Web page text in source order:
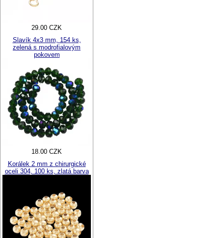
29.00 CZK
Slavík 4x3 mm, 154 ks,
zelená s modrofialovým
pokovem
18.00 CZK
Korálek 2 mm z chirurgické
oceli 304, 100 ks, zlatá barva